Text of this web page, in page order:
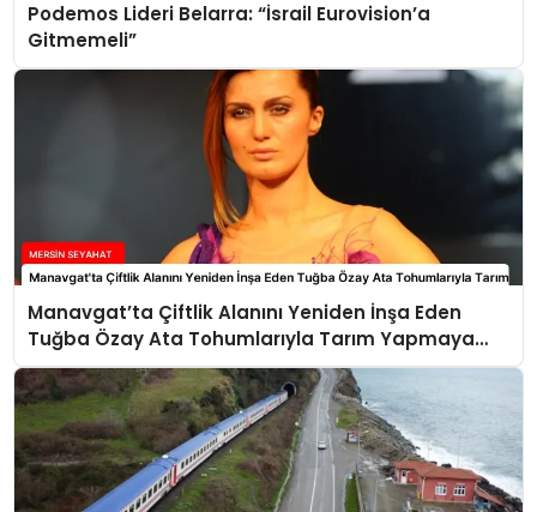
Podemos Lideri Belarra: “İsrail Eurovision’a
Gitmemeli”
Manavgat’ta Çiftlik Alanını Yeniden İnşa Eden
Tuğba Özay Ata Tohumlarıyla Tarım Yapmaya
Hazırlanıyor